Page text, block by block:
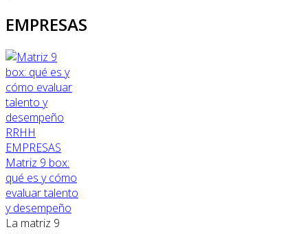
EMPRESAS
RRHH
EMPRESAS
Matriz 9 box:
qué es y cómo
evaluar talento
y desempeño
La matriz 9